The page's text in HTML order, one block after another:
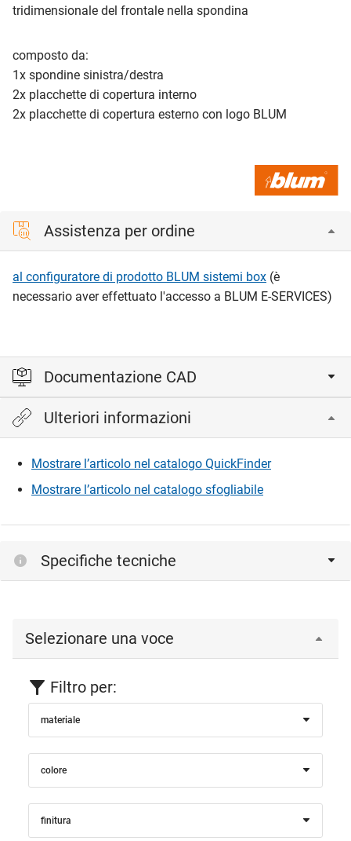
tridimensionale del frontale nella spondina
composto da:
1x spondine sinistra/destra
2x placchette di copertura interno
2x placchette di copertura esterno con logo BLUM
Assistenza per ordine
al configuratore di prodotto BLUM sistemi box (è
necessario aver effettuato l'accesso a BLUM E-SERVICES)
Documentazione CAD
Accedi per visualizzare e scaricare i file CAD.
Ulteriori informazioni
Mostrare l’articolo nel catalogo QuickFinder
Mostrare l’articolo nel catalogo sfogliabile
Specifiche tecniche
Selezionare una voce
Filtro per:
materiale
colore
finitura